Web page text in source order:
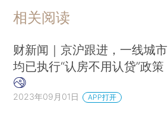
相关阅读
财新闻｜京沪跟进，一线城市
均已执行“认房不用认贷”政策
2023年09月01日 APP打开